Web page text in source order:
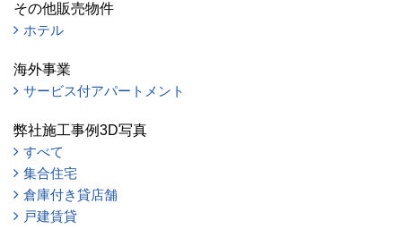
その他販売物件
ホテル
海外事業
サービス付アパートメント
弊社施工事例3D写真
すべて
集合住宅
倉庫付き貸店舗
戸建賃貸